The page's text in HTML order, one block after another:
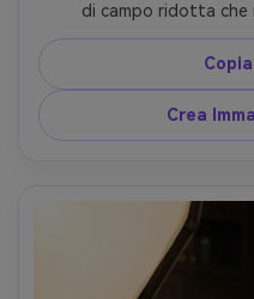
di campo ridotta
illuminazione moderna
105mm, f/3.2, micro-
Crea